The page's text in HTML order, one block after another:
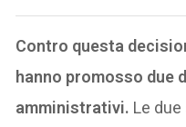
Contro questa
hanno promosso due
amministrativi. Le